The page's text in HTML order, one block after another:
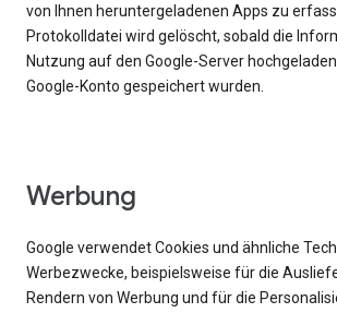
von Ihnen heruntergeladenen Apps zu
Protokolldatei wird gelöscht, sobald die
Nutzung auf den Google-Server
Google-Konto gespeichert wurden.
Werbung
Google verwendet Cookies und ähnliche
Werbezwecke, beispielsweise für die
Rendern von Werbung und für die